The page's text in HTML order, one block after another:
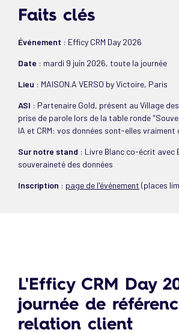
Faits clés
Événement : Efficy CRM Day 2026
Date : mardi 9 juin 2026, toute la journée
Lieu : MAISON.A VERSO by Victoire, Paris
ASI : Partenaire Gold, présent au Village
prise de parole lors de la table ronde
IA et CRM: vos données sont-elles vraiment
Sur notre stand : Livre Blanc co-écrit avec
souveraineté des données
Inscription : page de l'événement (places
L'Efficy CRM Day
journée de
relation client